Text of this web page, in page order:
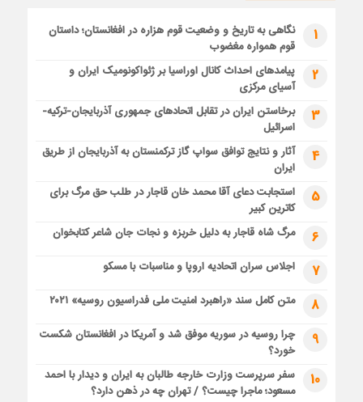
1
نگاهی به تاریخ و وضعیت قوم هزاره در افغانستان؛ داستان
قوم همواره مغضوب
2
پیامدهای احداث کانال اوراسیا بر ژئواکونومیک ایران و
آسیای مرکزی
3
برخاستن ایران در تقابل اتحادهای جمهوری آذربایجان-ترکیه-
اسرائیل
4
آثار و نتایج توافق سواپ گاز ترکمنستان به آذربایجان از طریق
ایران
5
استجابت دعای آقا محمد خان قاجار در طلب حق مرگ برای
کاترین کبیر
6 مرگ شاه قاجار به دلیل خربزه و نجات جان شاعر کتابخوان
7 اجلاس سران اتحادیه اروپا و مناسبات با مسکو
8 متن کامل سند «راهبرد امنیت ملی فدراسیون روسیه» ۲۰۲۱
9
چرا روسیه در سوریه موفق شد و آمریکا در افغانستان شکست
خورد؟
10
سفر سرپرست وزارت خارجه طالبان به ایران و دیدار با احمد
مسعود؛ ماجرا چیست؟ / تهران چه در ذهن دارد؟